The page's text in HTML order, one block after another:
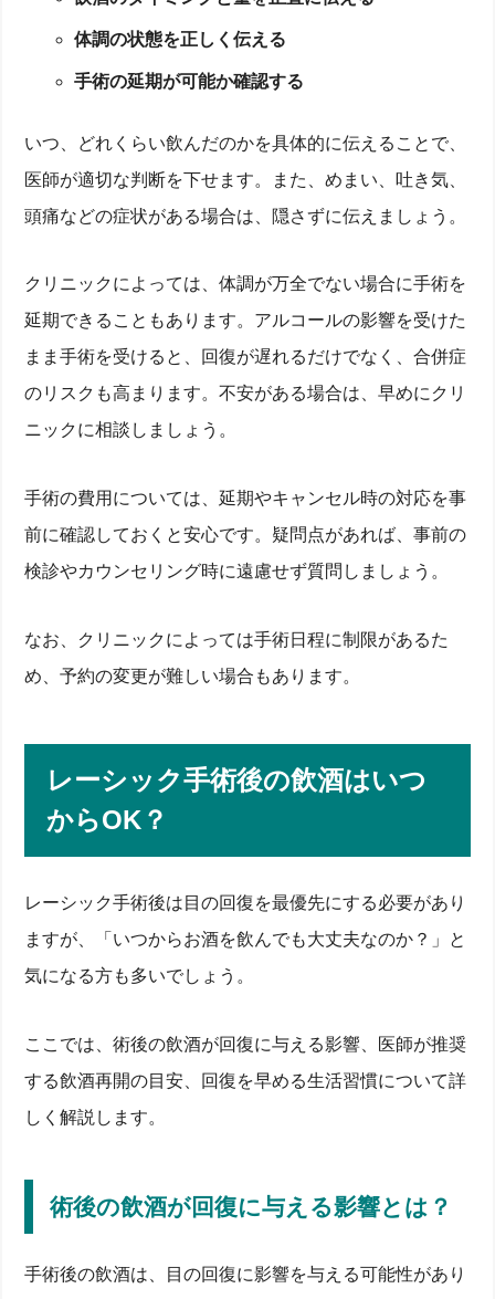
体調の状態を正しく伝える
手術の延期が可能か確認する
いつ、どれくらい飲んだのかを具体的に伝えることで、
医師が適切な判断を下せます。また、めまい、吐き気、
頭痛などの症状がある場合は、隠さずに伝えましょう。
クリニックによっては、体調が万全でない場合に手術を
延期できることもあります。アルコールの影響を受けた
まま手術を受けると、回復が遅れるだけでなく、合併症
のリスクも高まります。不安がある場合は、早めにクリ
ニックに相談しましょう。
手術の費用については、延期やキャンセル時の対応を事
前に確認しておくと安心です。疑問点があれば、事前の
検診やカウンセリング時に遠慮せず質問しましょう。
なお、クリニックによっては手術日程に制限があるた
め、予約の変更が難しい場合もあります。
レーシック手術後の飲酒はいつ
からOK？
レーシック手術後は目の回復を最優先にする必要があり
ますが、「いつからお酒を飲んでも大丈夫なのか？」と
気になる方も多いでしょう。
ここでは、術後の飲酒が回復に与える影響、医師が推奨
する飲酒再開の目安、回復を早める生活習慣について詳
しく解説します。
術後の飲酒が回復に与える影響とは？
手術後の飲酒は、目の回復に影響を与える可能性があり
術後の飲酒が回復に与える影響とは？
レーシック手術を成功させるための事前準備とアフタ
手術前にやっておくべき準備と生活習慣の見直し
眼科医が推奨する視力回復をサポートする方法
まとめ